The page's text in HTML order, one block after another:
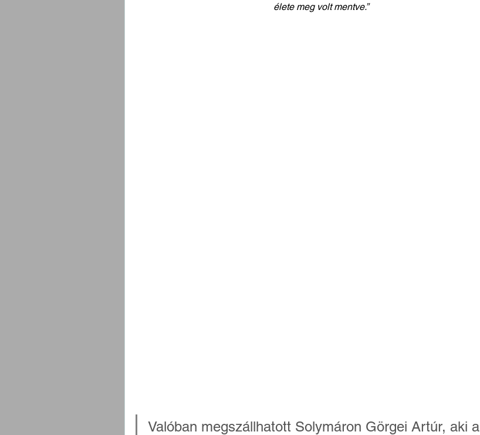
élete meg volt mentve.”
Valóban megszállhatott Solymáron Görgei Artúr, aki a